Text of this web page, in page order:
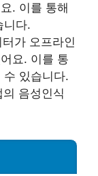
. 이를 통해
니다.
가 오프라인
요. 이를 통
있습니다.
음성인식